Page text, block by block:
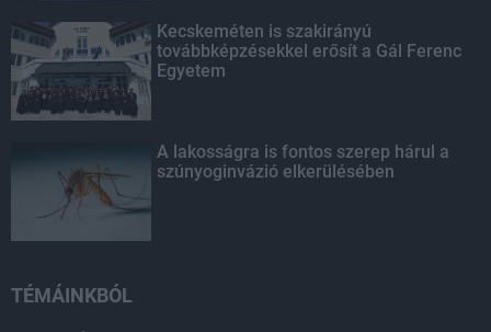
Kecskeméten is szakirányú
továbbképzésekkel erősít a Gál Ferenc
Egyetem
A lakosságra is fontos szerep hárul a
szúnyoginvázió elkerülésében
TÉMÁINKBÓL